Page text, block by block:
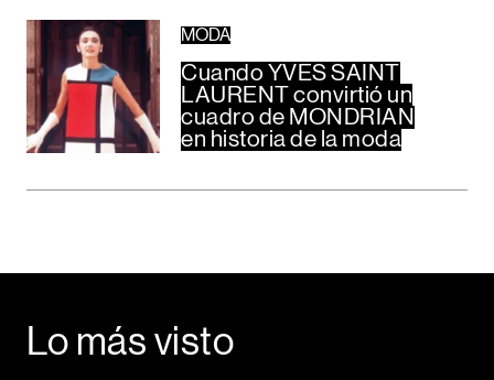
MODA
Cuando YVES SAINT
LAURENT convirtió un
cuadro de MONDRIAN
en historia de la moda
Lo más visto